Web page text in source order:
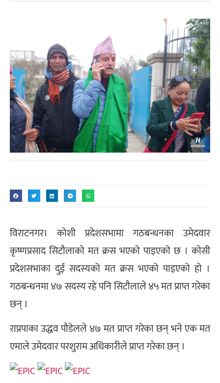
विराटनगर। कोशी प्रदेशसभामा गठबन्धनका उमेदवार
कृष्णप्रसाद सिटौलाको मत क्रस भएको पाइएको छ । कोसी
प्रदेशसभाका दुई सदस्यको मत क्रस भएको पाइएको हो ।
गठबन्धनमा ४७ सदस्य रहे पनि सिटौलाले ४५ मत प्राप्त गरेका
छन् ।
राप्रपाका उद्धव पौडेलले ४७ मत प्राप्त गरेका छन् भने एक मत
एमाले उमेदवार परशुराम अधिकारीले प्राप्त गरेका छन् ।